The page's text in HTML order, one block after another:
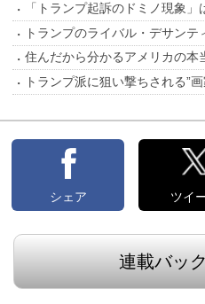
「トランプ起訴のドミノ現象」
トランプのライバル・デサン
住んだから分かるアメリカの本
トランプ派に狙い撃ちされる”
シェア ツイ
連載バッ